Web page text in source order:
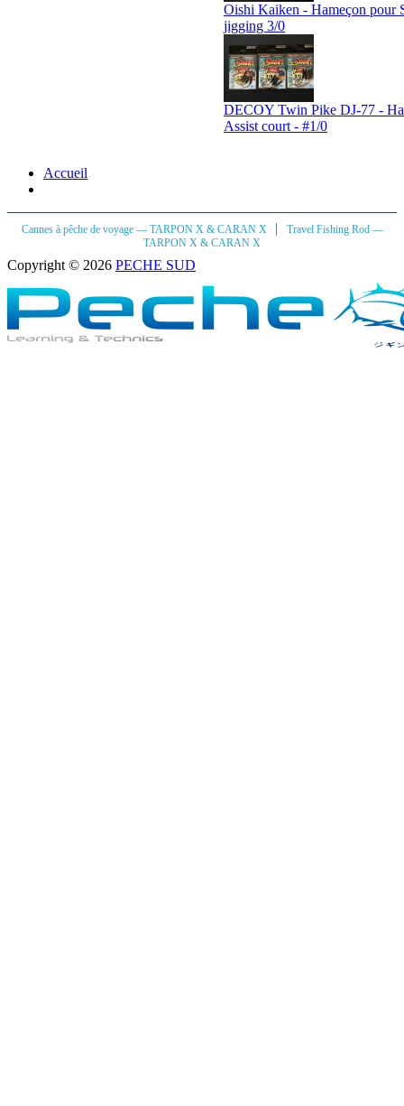
Oishi Kaiken - Hameçon pour
jigging 3/0
DECOY Twin Pike DJ-77 -
Assist court - #1/0
Accueil
Cannes à pêche de voyage — TARPON X & CARAN X |
Travel Fishing Rod —
TARPON X & CARAN X
Copyright © 2026 PECHE SUD